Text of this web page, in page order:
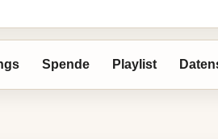
Spende Playlist